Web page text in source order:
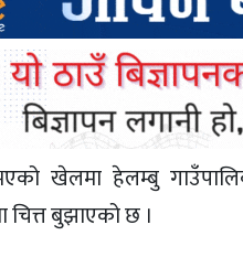
खेलमा हेलम्बु
चित्त बुझाएको छ ।